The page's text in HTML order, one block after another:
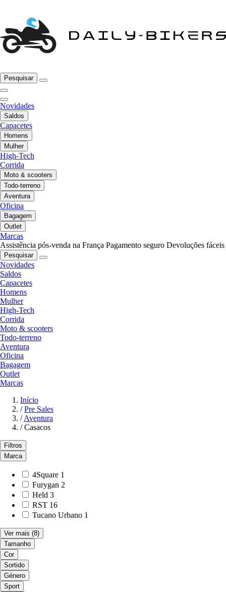
Pesquisar
Novidades
Saldos
Capacetes
Homens
Mulher
High-Tech
Corrida
Moto & scooters
Todo-terreno
Aventura
Oficina
Bagagem
Outlet
Marcas
Assistência pós-venda na França Pagamento seguro Devoluções fáceis
Pesquisar
Novidades
Saldos
Capacetes
Homens
Mulher
High-Tech
Corrida
Moto & scooters
Todo-terreno
Aventura
Oficina
Bagagem
Outlet
Marcas
Início
/ Pre Sales
/ Aventura
/ Casacos
Filtros
Marca
4Square 1
Furygan 2
Held 3
RST 16
Tucano Urbano 1
Ver mais (8)
Tamanho
Cor
Sortido
Género
Sport